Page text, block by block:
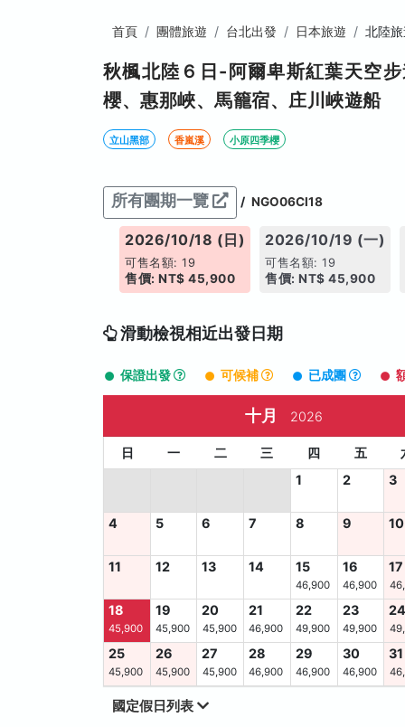
首頁 團體旅遊 台北出發 日本旅遊 北陸
秋楓北陸６日-阿爾卑斯紅葉天空
櫻、惠那峽、馬籠宿、庄川峽遊船
立山黑部 香嵐溪 小原四季櫻
所有團期一覽 / NGO06CI18
2026/10/18 (日)
可售名額: 19
售價: NT$ 45,900
2026/10/19 (一)
可售名額: 19
售價: NT$ 45,900
滑動檢視相近出發日期
保證出發 可候補 已成團
十月 2026
日 一 二 三 四 五
1
2 3
4 5 6 7 8 9 10
11 12 13 14 15
46,900
16
46,900
17
18
45,900
19
45,900
20
45,900
21
46,900
22
49,900
23
49,900
25
45,900
26
45,900
27
45,900
28
46,900
29
46,900
30
46,900
31
國定假日列表